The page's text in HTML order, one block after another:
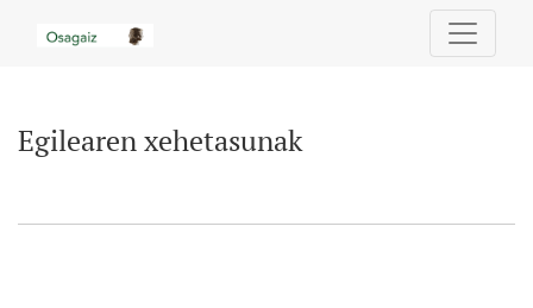
Egilearen xehetasunak